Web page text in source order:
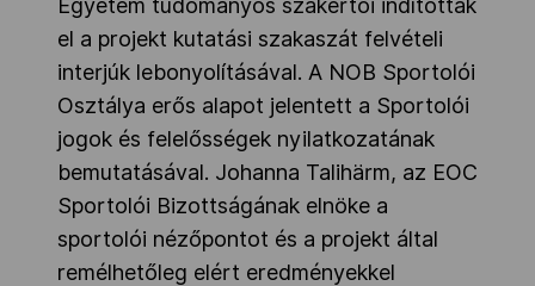
el a projekt kutatási szakaszát felvételi
interjúk lebonyolításával. A NOB Sportolói
Osztálya erős alapot jelentett a Sportolói
jogok és felelősségek nyilatkozatának
bemutatásával. Johanna Talihärm, az EOC
Sportolói Bizottságának elnöke a
sportolói nézőpontot és a projekt által
remélhetőleg elért eredményekkel